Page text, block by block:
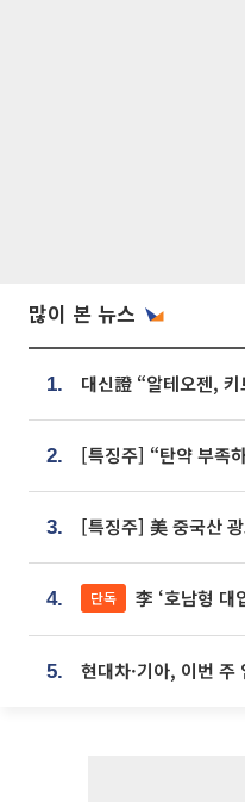
많이 본 뉴스
1.
2.
3.
4. 단독 李 ‘호남형 대입’ 제안
5.